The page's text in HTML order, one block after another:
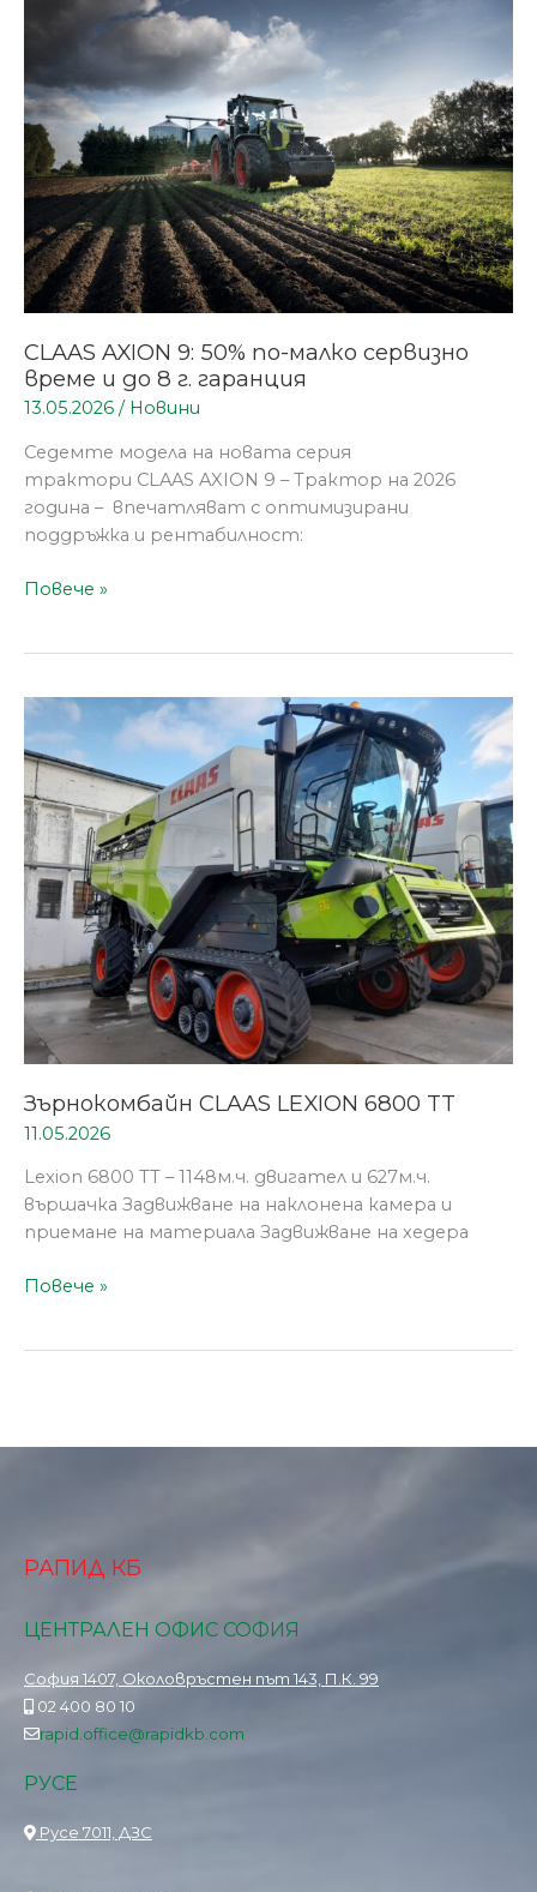
CLAAS AXION 9: 50% по-малко сервизно
време и до 8 г. гаранция
13.05.2026 / Новини
Седемте модела на новата серия
трактори CLAAS AXION 9 – Трактор на 2026
година – впечатляват с оптимизирани
поддръжка и рентабилност:
50%
по-
малко
сервизно
време
до
8
г.
Повече »
Зърнокомбайн CLAAS LEXION 6800 TT
11.05.2026
Lexion 6800 TT – 1148м.ч. двигател и 627м.ч.
вършачка Задвижване на наклонена камера и
приемане на материала Задвижване на хедера
Зърнокомбайн
CLAAS
LEXION
6800
TT
Повече »
РАПИД КБ
ЦЕНТРАЛЕН ОФИС СОФИЯ
София 1407, Околовръстен път 143, П.К. 99
02 400 80 10
rapid.office@rapidkb.com
РУСЕ
Русе 7011, ДЗС